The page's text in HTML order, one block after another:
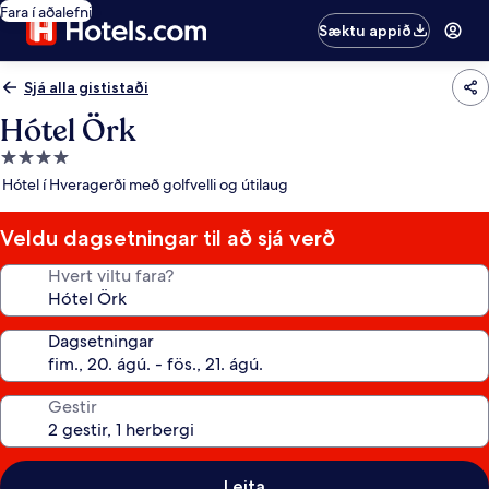
Fara í aðalefni
Sæktu appið
Sjá alla gististaði
Hótel Örk
4.0
stjörnu
Hótel í Hveragerði með golfvelli og útilaug
Veldu dagsetningar til að sjá verð
Hvert viltu fara?
Dagsetningar
Gestir